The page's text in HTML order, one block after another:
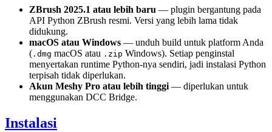
ZBrush 2025.1 atau lebih baru — plugin bergantung pada
API Python ZBrush resmi. Versi yang lebih lama tidak
didukung.
macOS atau Windows — unduh build untuk platform Anda
( .dmg macOS atau .zip Windows). Setiap penginstal
menyertakan runtime Python-nya sendiri, jadi instalasi Python
terpisah tidak diperlukan.
Akun Meshy Pro atau lebih tinggi — diperlukan untuk
menggunakan DCC Bridge.
Instalasi